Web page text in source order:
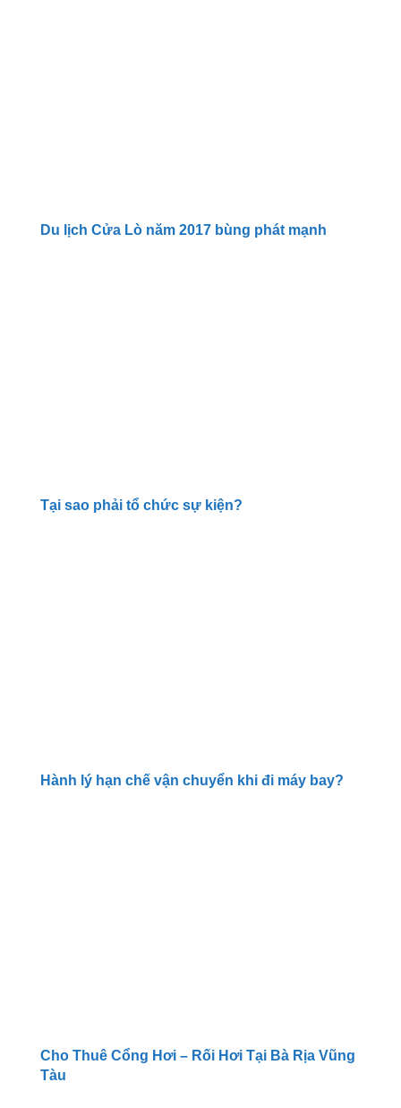
Du lịch Cửa Lò năm 2017 bùng phát mạnh
Tại sao phải tổ chức sự kiện?
Hành lý hạn chế vận chuyển khi đi máy bay?
Cho Thuê Cổng Hơi – Rối Hơi Tại Bà Rịa Vũng
Tàu